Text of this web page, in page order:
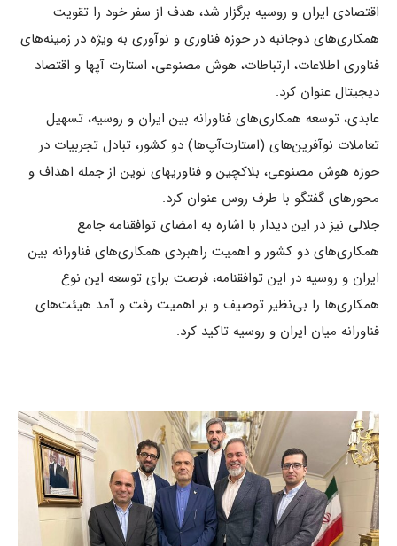
اقتصادی ایران و روسیه برگزار شد، هدف از سفر خود را تقویت
همکاری‌های دوجانبه در حوزه فناوری و نوآوری به ویژه در زمینه‌های
فناوری اطلاعات، ارتباطات، هوش مصنوعی، استارت آپها و اقتصاد
دیجیتال عنوان کرد.
عابدی، توسعه همکاری‌های فناورانه بین ایران و روسیه، تسهیل
تعاملات نوآفرین‌های (استارت‌آپ‌ها) دو کشور، تبادل تجربیات در
حوزه هوش مصنوعی، بلاکچین و فناوریهای نوین از جمله اهداف و
محورهای گفتگو با طرف روس عنوان کرد.
جلالی نیز در این دیدار با اشاره به امضای توافقنامه جامع
همکاری‌های دو کشور و اهمیت راهبردی همکاری‌های فناورانه بین
ایران و روسیه در این توافقنامه، فرصت برای توسعه این نوع
همکاری‌ها را بی‌نظیر توصیف و بر اهمیت رفت و آمد هیئت‌های
فناورانه میان ایران و روسیه تاکید کرد.